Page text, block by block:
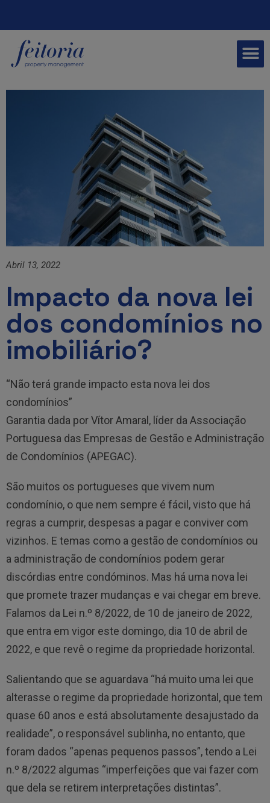
Abril 13, 2022
Impacto da nova lei
dos condomínios no
imobiliário?
“Não terá grande impacto esta nova lei dos
condomínios”
Garantia dada por Vítor Amaral, líder da Associação
Portuguesa das Empresas de Gestão e Administração
de Condomínios (APEGAC).
São muitos os portugueses que vivem num
condomínio, o que nem sempre é fácil, visto que há
regras a cumprir, despesas a pagar e conviver com
vizinhos. E temas como a gestão de condomínios ou
a administração de condomínios podem gerar
discórdias entre condóminos. Mas há uma nova lei
que promete trazer mudanças e vai chegar em breve.
Falamos da Lei n.º 8/2022, de 10 de janeiro de 2022,
que entra em vigor este domingo, dia 10 de abril de
2022, e que revê o regime da propriedade horizontal.
Salientando que se aguardava “há muito uma lei que
alterasse o regime da propriedade horizontal, que tem
quase 60 anos e está absolutamente desajustado da
realidade”, o responsável sublinha, no entanto, que
foram dados “apenas pequenos passos”, tendo a Lei
n.º 8/2022 algumas “imperfeições que vai fazer com
que dela se retirem interpretações distintas”.